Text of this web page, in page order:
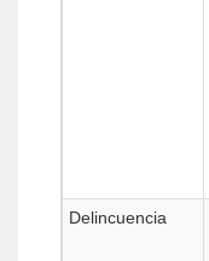
Delincuencia